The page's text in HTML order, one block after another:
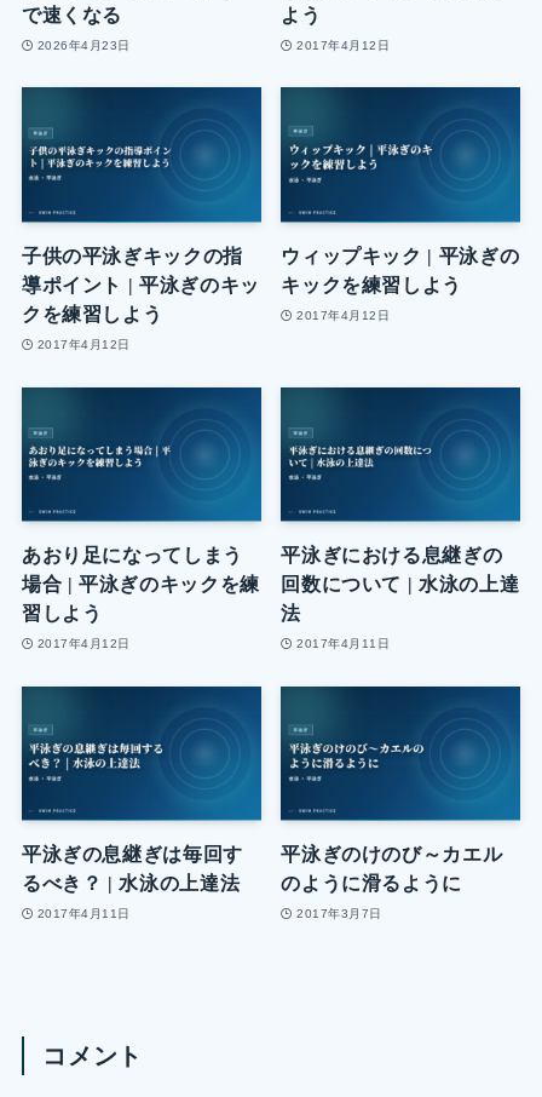
で速くなる
2026年4月23日
よう
2017年4月12日
子供の平泳ぎキックの指
導ポイント | 平泳ぎのキッ
クを練習しよう
2017年4月12日
ウィップキック | 平泳ぎの
キックを練習しよう
2017年4月12日
あおり足になってしまう
場合 | 平泳ぎのキックを練
習しよう
2017年4月12日
平泳ぎにおける息継ぎの
回数について | 水泳の上達
法
2017年4月11日
平泳ぎの息継ぎは毎回す
るべき？ | 水泳の上達法
2017年4月11日
平泳ぎのけのび～カエル
のように滑るように
2017年3月7日
コメント